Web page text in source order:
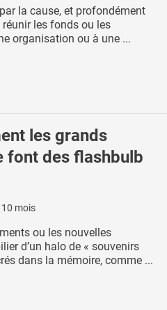
la cause, et profondément
les fonds ou les
organisation ou à une ...
les grands
font des flashbulb
mois
ou les nouvelles
d’un halo de « souvenirs
dans la mémoire, comme ...